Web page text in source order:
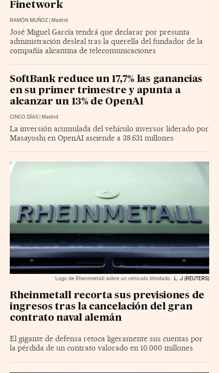
Finetwork
RAMÓN MUÑOZ Madrid
José Miguel García tendrá que declarar por presunta
administración desleal tras la querella del fundador de la
compañía alicantina de telecomunicaciones
SoftBank reduce un 17,7% las ganancias
en su primer trimestre y apunta a
alcanzar un 13% de OpenAI
CINCO DÍAS Madrid
La inversión acumulada del vehículo inversor liderado por
Masayoshi en OpenAI asciende a 38.631 millones
Logo de Rheinmetall sobre un vehículo blindado. L. J (REUTERS)
Rheinmetall recorta sus previsiones de
ingresos tras la cancelación del gran
contrato naval alemán
El gigante de defensa retoca ligeramente sus cuentas por
la pérdida de un contrato valorado en 10.000 millones